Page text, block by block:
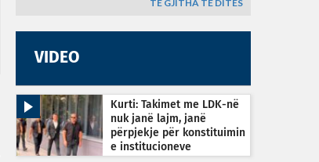
TË GJITHA TË DITËS
VIDEO
Kurti: Takimet me LDK-në
nuk janë lajm, janë
përpjekje për konstituimin
e institucioneve